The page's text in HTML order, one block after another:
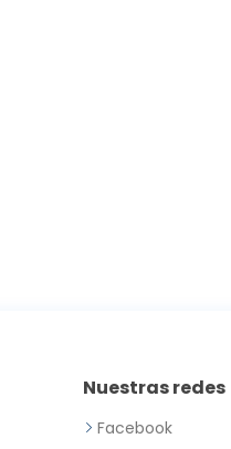
Nuestras redes
Facebook